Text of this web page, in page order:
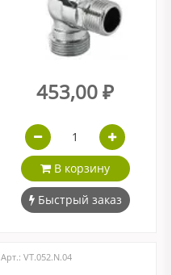
453,00 ₽
В корзину
Быстрый заказ
Арт.: VT.052.N.04